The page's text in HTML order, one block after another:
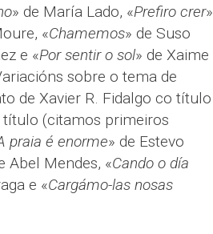
» de María Lado, «Prefiro crer»
«Chamemos» de Suso
e «Por sentir o sol» de Xaime
sobre o tema de
de Xavier R. Fidalgo co título
título (citamos primeiros
praia é enorme» de Estevo
Abel Mendes, «Cando o día
e «Cargámo-las nosas